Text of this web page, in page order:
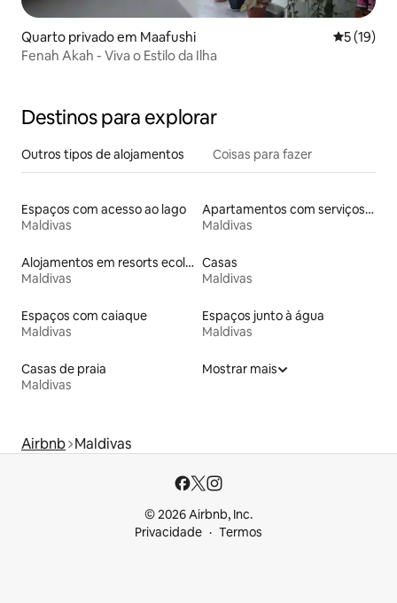
Quarto privado em Maafushi
5 (19)
Fenah Akah - Viva o Estilo da Ilha
Destinos para explorar
Outros tipos de alojamentos Coisas para fazer
Espaços com acesso ao lago
Maldivas
Apartamentos com serviços incluídos
Maldivas
Alojamentos em resorts ecológicos
Maldivas
Casas
Maldivas
Espaços com caiaque
Maldivas
Espaços junto à água
Maldivas
Casas de praia
Maldivas
Mostrar mais
Airbnb Maldivas
© 2026 Airbnb, Inc.
Privacidade
Termos